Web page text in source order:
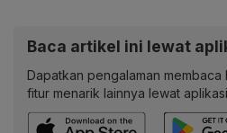
Baca artikel ini lewat
Dapatkan pengalaman membaca
fitur menarik lainnya lewat